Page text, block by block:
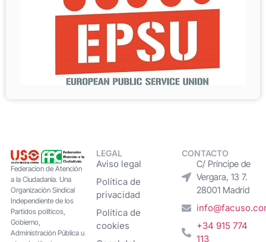
Federacion de Atención
a la Ciudadanía. Una
Organización Sindical
Independiente de los
Partidos políticos,
Gobierno,
Administración Pública u
LEGAL
Aviso legal
Política de
privacidad
Política de
cookies
CONTACTO
C/ Príncipe de
Vergara, 13 7.
28001 Madrid
+34 915 774
113